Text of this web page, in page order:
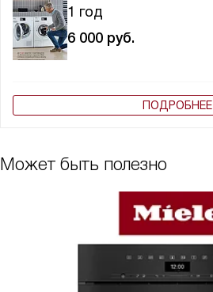
1 год
6 000 руб.
ПОДРОБНЕЕ
Может быть полезно